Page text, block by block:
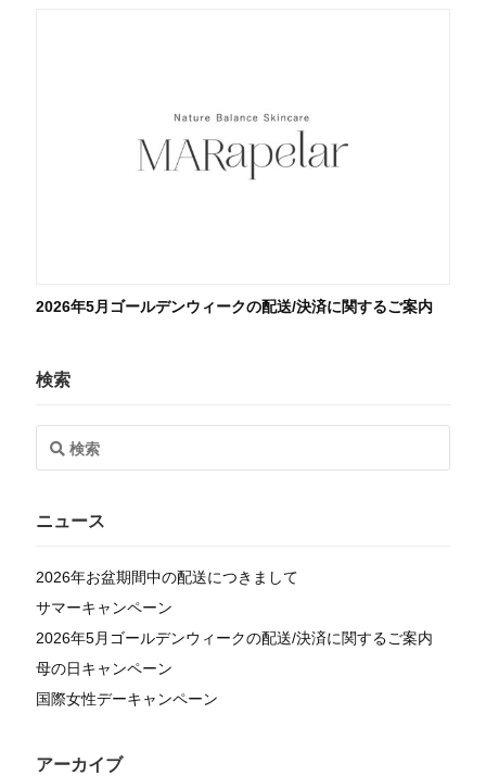
2026年5月ゴールデンウィークの配送/決済に関するご案内
検索
ニュース
2026年お盆期間中の配送につきまして
サマーキャンペーン
2026年5月ゴールデンウィークの配送/決済に関するご案内
母の日キャンペーン
国際女性デーキャンペーン
アーカイブ